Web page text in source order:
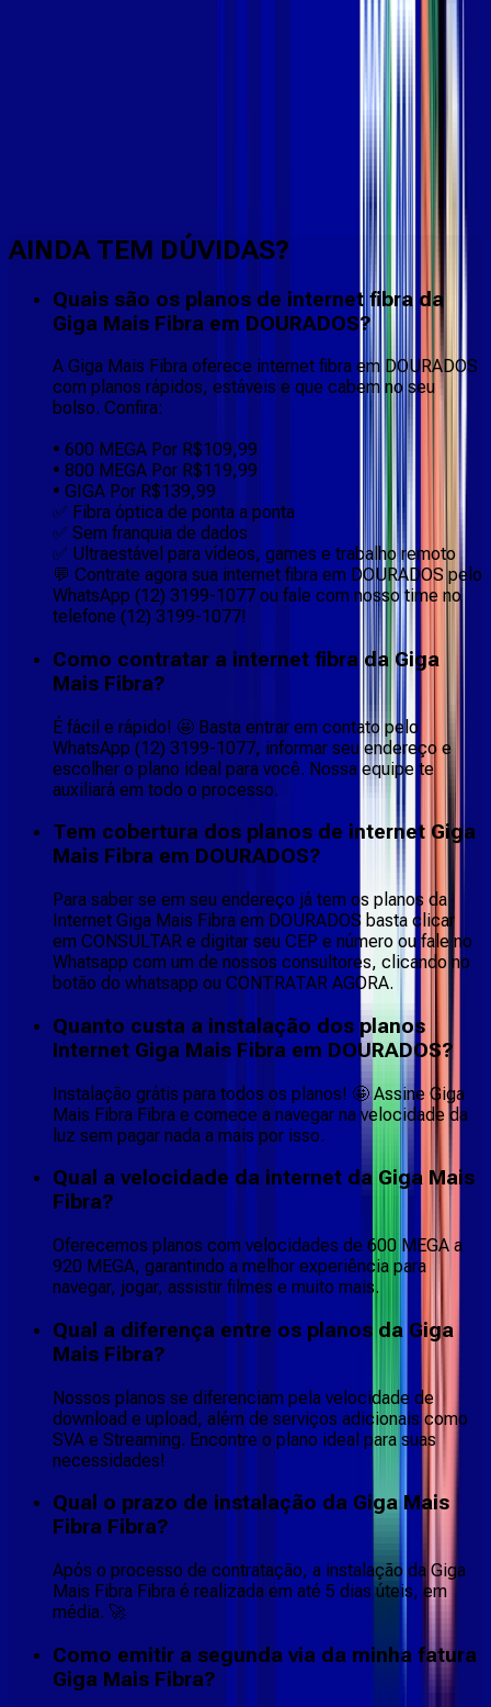
AINDA TEM DÚVIDAS?
Quais são os planos de internet fibra da
Giga Mais Fibra em DOURADOS?
A Giga Mais Fibra oferece internet fibra em DOURADOS
com planos rápidos, estáveis e que cabem no seu
bolso. Confira:
• 600 MEGA Por R$109,99
• 800 MEGA Por R$119,99
• GIGA Por R$139,99
✅ Fibra óptica de ponta a ponta
✅ Sem franquia de dados
✅ Ultraestável para vídeos, games e trabalho remoto
💬 Contrate agora sua internet fibra em DOURADOS pelo
WhatsApp (12) 3199-1077 ou fale com nosso time no
telefone (12) 3199-1077!
Como contratar a internet fibra da Giga
Mais Fibra?
É fácil e rápido! 🤩 Basta entrar em contato pelo
WhatsApp (12) 3199-1077, informar seu endereço e
escolher o plano ideal para você. Nossa equipe te
auxiliará em todo o processo.
Tem cobertura dos planos de internet Giga
Mais Fibra em DOURADOS?
Para saber se em seu endereço já tem os planos da
Internet Giga Mais Fibra em DOURADOS basta clicar
em CONSULTAR e digitar seu CEP e número ou fale no
Whatsapp com um de nossos consultores, clicando no
botão do whatsapp ou CONTRATAR AGORA.
Quanto custa a instalação dos planos
Internet Giga Mais Fibra em DOURADOS?
Instalação grátis para todos os planos! 🤩 Assine Giga
Mais Fibra Fibra e comece a navegar na velocidade da
luz sem pagar nada a mais por isso.
Qual a velocidade da internet da Giga Mais
Fibra?
Oferecemos planos com velocidades de 600 MEGA a
920 MEGA, garantindo a melhor experiência para
navegar, jogar, assistir filmes e muito mais.
Qual a diferença entre os planos da Giga
Mais Fibra?
Nossos planos se diferenciam pela velocidade de
download e upload, além de serviços adicionais como
SVA e Streaming. Encontre o plano ideal para suas
necessidades!
Qual o prazo de instalação da Giga Mais
Fibra Fibra?
Após o processo de contratação, a instalação da Giga
Mais Fibra Fibra é realizada em até 5 dias úteis, em
média. 🚀
Como emitir a segunda via da minha fatura
Giga Mais Fibra?